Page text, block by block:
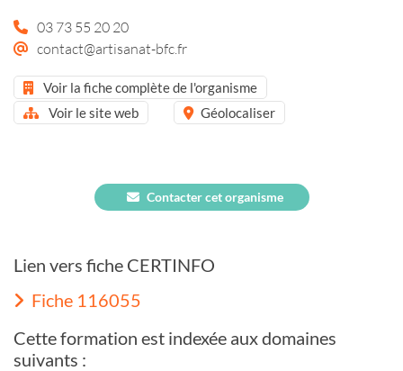
03 73 55 20 20
contact@artisanat-bfc.fr
Voir la fiche complète de l'organisme
Voir le site web
Géolocaliser
Contacter cet organisme
Lien vers fiche CERTINFO
Fiche 116055
Cette formation est indexée aux domaines
suivants :